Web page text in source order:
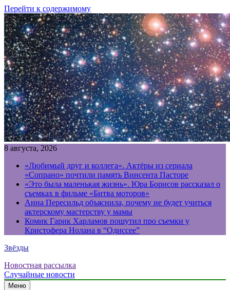
Перейти к содержимому
8 августа, 2026
«Любимый друг и коллега». Актёры из сериала
«Сопрано» почтили память Винсента Пасторе
«Это была маленькая жизнь». Юра Борисов рассказал о
съемках в фильме «Битва моторов»
Анна Пересильд объяснила, почему не будет учиться
актерскому мастерству у мамы
Комик Гарик Харламов пошутил про съемки у
Кристофера Нолана в “Одиссее”
Звёзды
Новостная рассылка
Случайные новости
Меню